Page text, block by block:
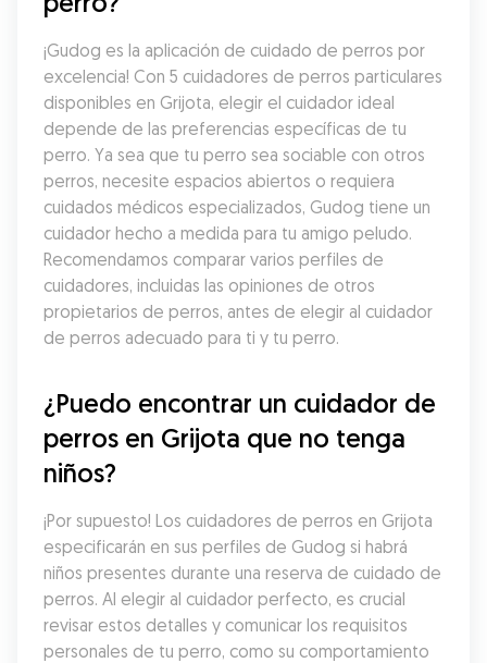
¡Gudog es la aplicación de cuidado de perros por
excelencia! Con 5 cuidadores de perros particulares
disponibles en Grijota, elegir el cuidador ideal
depende de las preferencias específicas de tu
perro. Ya sea que tu perro sea sociable con otros
perros, necesite espacios abiertos o requiera
cuidados médicos especializados, Gudog tiene un
cuidador hecho a medida para tu amigo peludo.
Recomendamos comparar varios perfiles de
cuidadores, incluidas las opiniones de otros
propietarios de perros, antes de elegir al cuidador
de perros adecuado para ti y tu perro.
¿Puedo encontrar un cuidador de
perros en Grijota que no tenga
niños?
¡Por supuesto! Los cuidadores de perros en Grijota
especificarán en sus perfiles de Gudog si habrá
niños presentes durante una reserva de cuidado de
perros. Al elegir al cuidador perfecto, es crucial
revisar estos detalles y comunicar los requisitos
personales de tu perro, como su comportamiento